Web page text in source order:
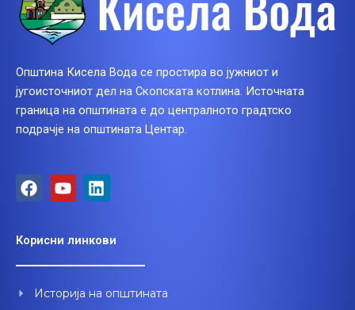
Општина Кисела Вода се простира во јужниот и
југоисточниот дел на Скопската котлина. Источната
граница на општината е до централното градтско
подрачје на општината Центар.
F
a
b
o
k
Y
o
u
b
L
i
e
d
n
Корисни линкови
Историја на општината